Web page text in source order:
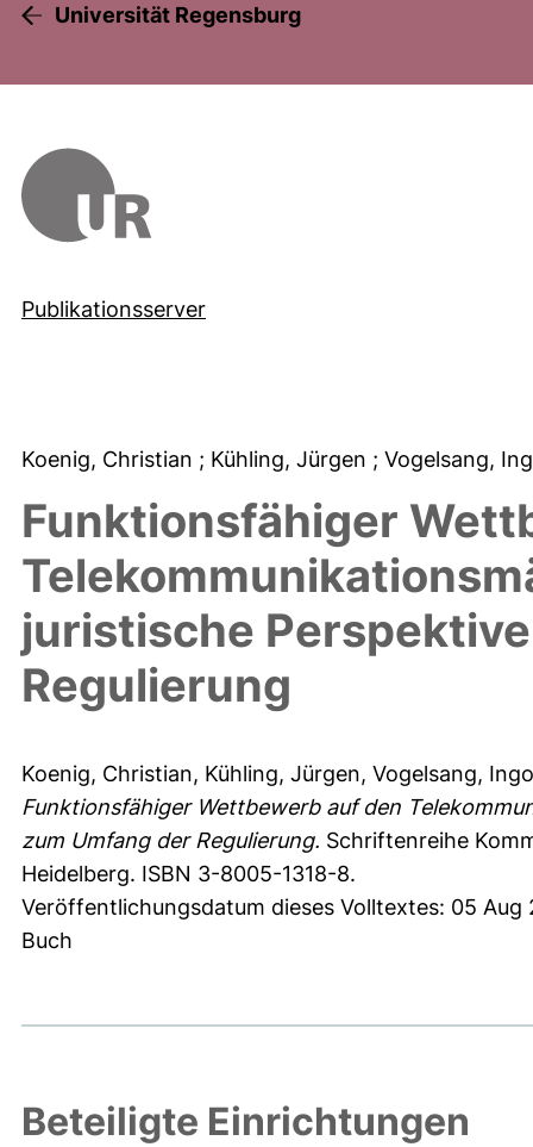
Universität Regensburg
Publikationsserver
Koenig, Christian ; Kühling, Jürgen ; Vogelsang,
Funktionsfähiger
juristische
Regulierung
Koenig, Christian, Kühling, Jürgen, Vogelsang, Ingo
Funktionsfähiger Wettbewerb auf den
zum Umfang der Regulierung. Schriftenreihe
Heidelberg. ISBN 3-8005-1318-8.
Veröffentlichungsdatum dieses Volltextes: 05 Aug
Buch
Beteiligte Einrichtungen